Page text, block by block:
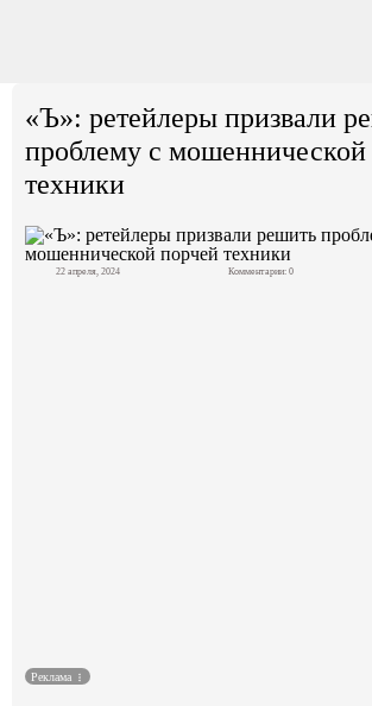
Вход
Политика
«Ъ»: ретейлеры призвали
проблему с мошеннической
техники
22 апреля, 2024 Комментарии: 0
Реклама